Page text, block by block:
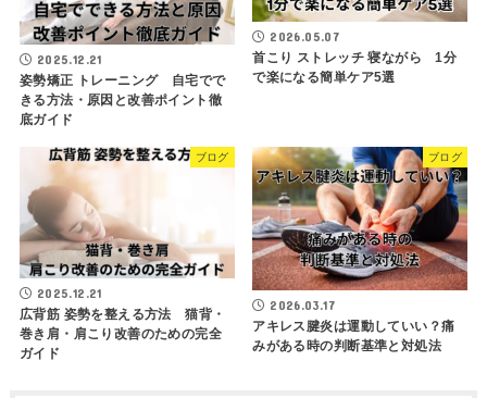
2025.12.21
姿勢矯正 トレーニング 自宅でで
きる方法・原因と改善ポイント徹
底ガイド
2026.05.07
首こり ストレッチ 寝ながら 1分
で楽になる簡単ケア5選
ブログ
2025.12.21
広背筋 姿勢を整える方法 猫背・
巻き肩・肩こり改善のための完全
ガイド
ブログ
2026.03.17
アキレス腱炎は運動していい？痛
みがある時の判断基準と対処法